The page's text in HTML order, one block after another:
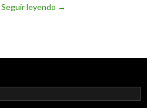
Seguir leyendo Exposiciones
→